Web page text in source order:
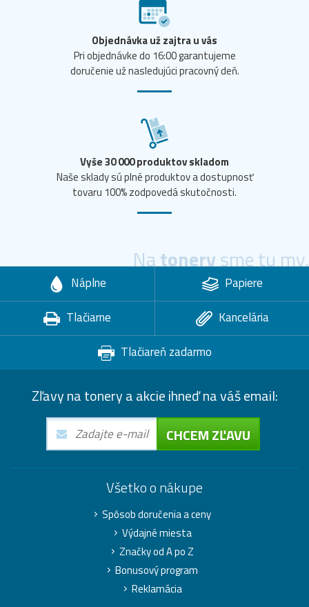
Objednávka už zajtra u vás
Pri objednávke do 16:00 garantujeme
doručenie už nasledujúci pracovný deň.
Vyše 30 000 produktov skladom
Naše sklady sú plné produktov a dostupnosť
tovaru 100% zodpovedá skutočnosti.
Natonerysme tu my.
Náplne
Papiere
Tlačiarne
Kancelária
Tlačiareň zadarmo
Zľavy na tonery a akcie ihneď na váš email:
CHCEM ZĽAVU
Všetko o nákupe
Spôsob doručenia a ceny
Výdajné miesta
Značky od A po Z
Bonusový program
Reklamácia